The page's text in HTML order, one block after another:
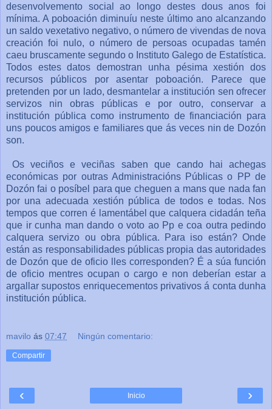
desenvolvemento social ao longo destes dous anos foi
mínima. A poboación diminuíu neste último ano alcanzando
un saldo vexetativo negativo, o número de vivendas de nova
creación foi nulo, o número de persoas ocupadas tamén
caeu bruscamente segundo o Instituto Galego de Estatística.
Todos estes datos demostran unha pésima xestión dos
recursos públicos por asentar poboación. Parece que
pretenden por un lado, desmantelar a institución sen ofrecer
servizos nin obras públicas e por outro, conservar a
institución pública como instrumento de financiación para
uns poucos amigos e familiares que ás veces nin de Dozón
son.
Os veciños e veciñas saben que cando hai achegas
económicas por outras Administracións Públicas o PP de
Dozón fai o posíbel para que cheguen a mans que nada fan
por una adecuada xestión pública de todos e todas. Nos
tempos que corren é lamentábel que calquera cidadán teña
que ir cunha man dando o voto ao Pp e coa outra pedindo
calquera servizo ou obra pública. Para iso están? Onde
están as responsabilidades públicas propia das autoridades
de Dozón que de oficio lles corresponden? É a súa función
de oficio mentres ocupan o cargo e non deberían estar a
argallar supostos enriquecementos privativos á conta dunha
institución pública.
mavilo ás 07:47 Ningún comentario:
Compartir
‹ ›
Inicio